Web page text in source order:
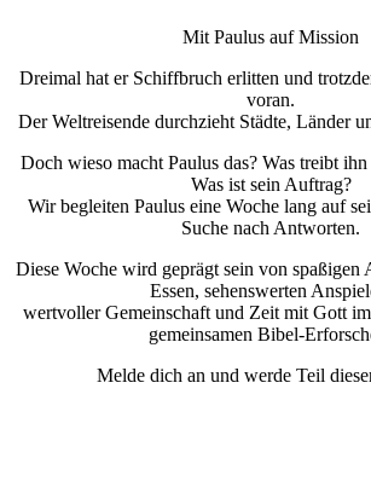
Mit Paulus auf Mission
Dreimal hat er Schiffbruch erlitten und
voran.
Der Weltreisende durchzieht Städte, Länder
Doch wieso macht Paulus das? Was treibt
Was ist sein Auftrag?
Wir begleiten Paulus eine Woche lang auf
Suche nach Antworten.
Diese Woche wird geprägt sein von spaßigen
Essen, sehenswerten
wertvoller Gemeinschaft und Zeit mit Gott
gemeinsamen Bibel-
Melde dich an und werde Teil